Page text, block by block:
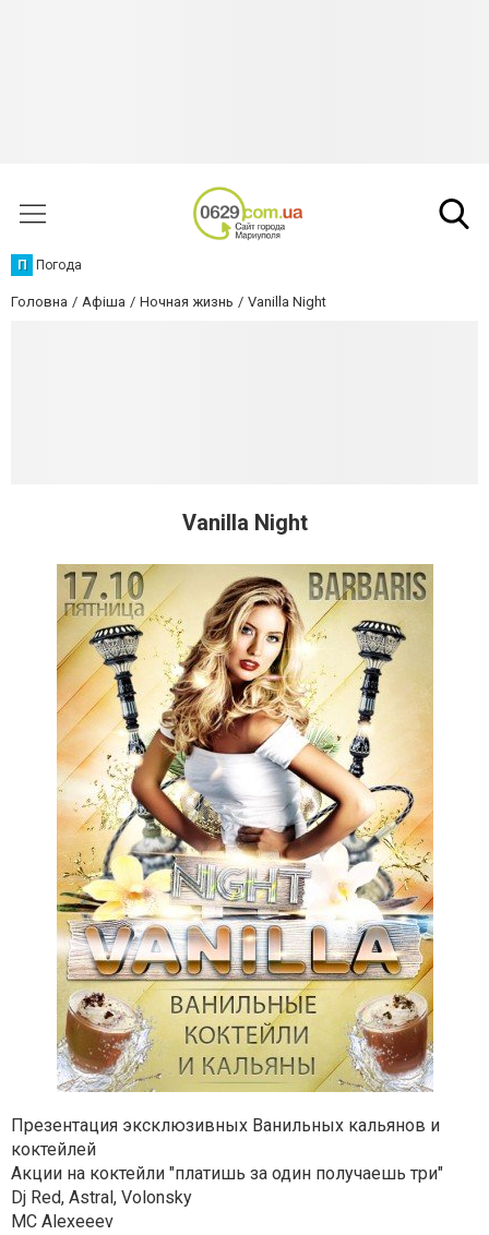
П Погода
Головна Афіша Ночная жизнь Vanilla Night
Vanilla Night
Презентация эксклюзивных Ванильных кальянов и
коктейлей
Акции на коктейли "платишь за один получаешь три"
Dj Red, Astral, Volonsky
MC Alexeeev